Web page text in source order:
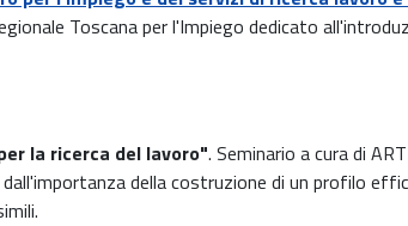
Toscana per l'Impiego dedicato
la ricerca del lavoro". Seminario a cura di
della costruzione di un profilo